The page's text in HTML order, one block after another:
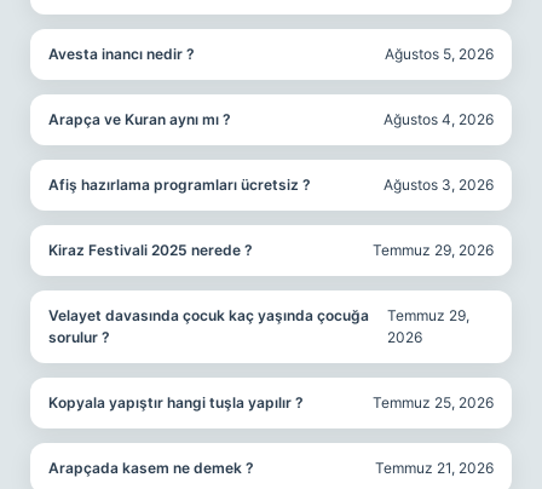
Avesta inancı nedir ? Ağustos 5, 2026
Arapça ve Kuran aynı mı ? Ağustos 4, 2026
Afiş hazırlama programları ücretsiz ? Ağustos 3, 2026
Kiraz Festivali 2025 nerede ? Temmuz 29, 2026
Velayet davasında çocuk kaç yaşında çocuğa
sorulur ?
Temmuz 29,
2026
Kopyala yapıştır hangi tuşla yapılır ? Temmuz 25, 2026
Arapçada kasem ne demek ? Temmuz 21, 2026